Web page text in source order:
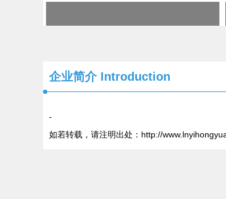
企业简介 Introduction
-
如若转载，请注明出处：http://